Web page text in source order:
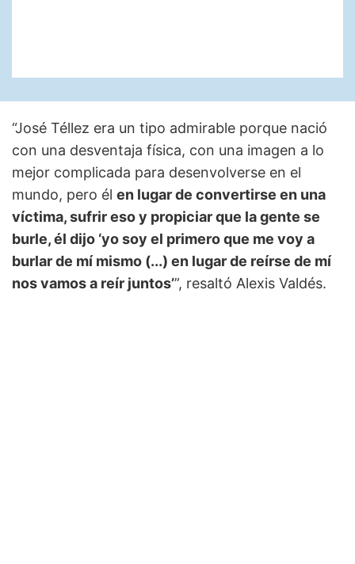
“José Téllez era un tipo admirable porque nació
con una desventaja física, con una imagen a lo
mejor complicada para desenvolverse en el
mundo, pero él en lugar de convertirse en una
víctima, sufrir eso y propiciar que la gente se
burle, él dijo ‘yo soy el primero que me voy a
burlar de mí mismo (...) en lugar de reírse de mí
nos vamos a reír juntos’”, resaltó Alexis Valdés.